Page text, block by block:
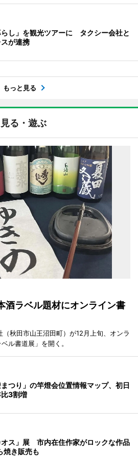
らし」を観光ツアーに タクシー会社と
が連携
もっと見る
見る・遊ぶ
酒ラベル題材にオンライン書
秋田市山王沼田町）が12月上旬、オンラ
ル書道展」を開く。
まつり」の竿燈会位置情報マップ、初日
3割増
オス」展 市内在住作家がロックな作品
焼き販売も